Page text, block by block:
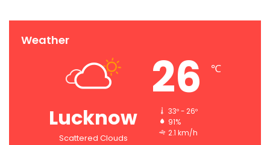
Weather
Lucknow
Scattered Clouds
26 ℃
33º - 26º
91%
2.1 km/h